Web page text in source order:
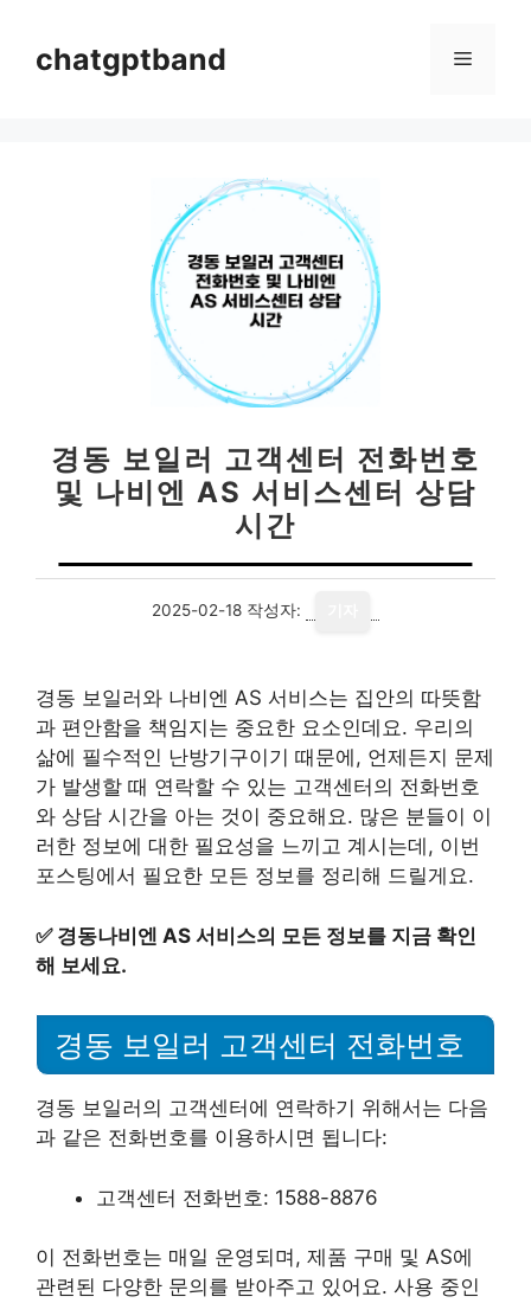
chatgptband 메
경동 보일러 고객센터 전화번호
및 나비엔 AS 서비스센터 상담
시간
2025-02-18 작성자:
경동 보일러와 나비엔 AS 서비스는 집안의 따뜻함
과 편안함을 책임지는 중요한 요소인데요. 우리의
삶에 필수적인 난방기구이기 때문에, 언제든지 문제
가 발생할 때 연락할 수 있는 고객센터의 전화번호
와 상담 시간을 아는 것이 중요해요. 많은 분들이 이
러한 정보에 대한 필요성을 느끼고 계시는데, 이번
포스팅에서 필요한 모든 정보를 정리해 드릴게요.
✅ 경동나비엔 AS 서비스의 모든 정보를 지금 확인
해 보세요.
경동 보일러 고객센터 전화번호
경동 보일러의 고객센터에 연락하기 위해서는 다음
과 같은 전화번호를 이용하시면 됩니다:
고객센터 전화번호: 1588-8876
이 전화번호는 매일 운영되며, 제품 구매 및 AS에
관련된 다양한 문의를 받아주고 있어요. 사용 중인